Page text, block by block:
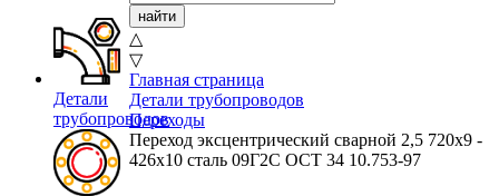
Детали
трубопроводов
△
▽
Главная страница
Детали трубопроводов
Переходы
Переход эксцентрический сварной 2,5 720х9 -
426х10 сталь 09Г2С ОСТ 34 10.753-97